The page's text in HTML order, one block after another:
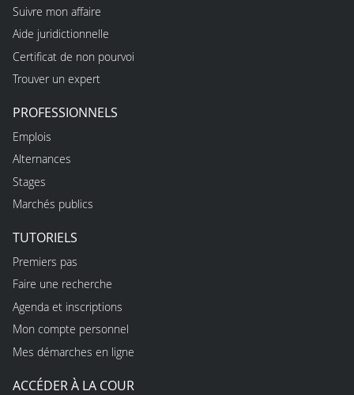
Suivre mon affaire
Aide juridictionnelle
Certificat de non pourvoi
Trouver un expert
PROFESSIONNELS
Emplois
Alternances
Stages
Marchés publics
TUTORIELS
Premiers pas
Faire une recherche
Agenda et inscriptions
Mon compte personnel
Mes démarches en ligne
ACCÉDER À LA COUR